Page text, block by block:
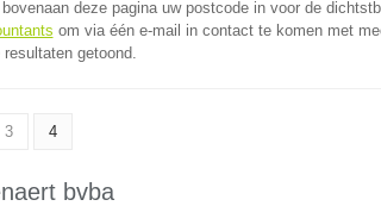
deze pagina uw postcode in voor de
om via één e-mail in contact te komen met
resultaten getoond.
3 4
bvba